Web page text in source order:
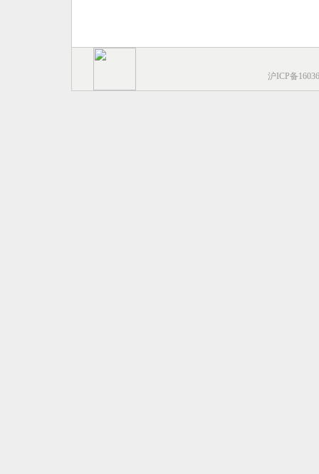
沪ICP备